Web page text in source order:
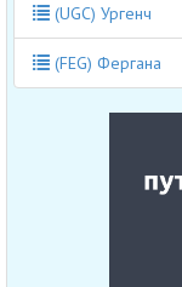
(UGC) Ургенч
(FEG) Фергана